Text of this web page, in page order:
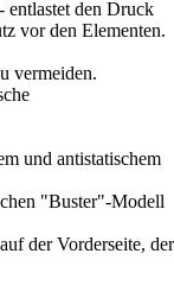
entlastet den Druck
vor den Elementen.
vermeiden.
und antistatischem
"Buster"-Modell
der Vorderseite, der